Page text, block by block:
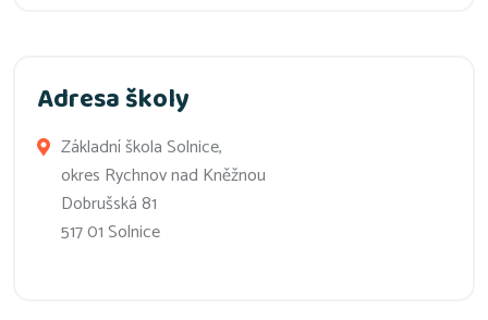
Adresa školy
Základní škola Solnice,
okres Rychnov nad Kněžnou
Dobrušská 81
517 01 Solnice